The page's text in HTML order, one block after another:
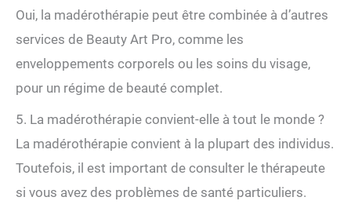
Oui, la madérothérapie peut être combinée à d’autres
services de Beauty Art Pro, comme les
enveloppements corporels ou les soins du visage,
pour un régime de beauté complet.
5. La madérothérapie convient-elle à tout le monde ?
La madérothérapie convient à la plupart des individus.
Toutefois, il est important de consulter le thérapeute
si vous avez des problèmes de santé particuliers.